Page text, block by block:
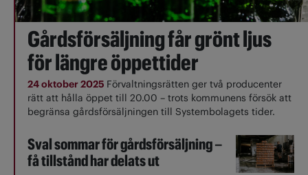
Gårdsförsäljning får grönt ljus
för längre öppettider
24 oktober 2025 Förvaltningsrätten ger två producenter
rätt att hålla öppet till 20.00 – trots kommunens försök att
begränsa gårdsförsäljningen till Systembolagets tider.
Sval sommar för gårdsförsäljning –
få tillstånd har delats ut